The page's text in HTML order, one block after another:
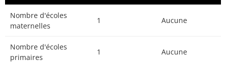
Nombre d'écoles
maternelles
1 Aucune
Nombre d'écoles
primaires
1 Aucune